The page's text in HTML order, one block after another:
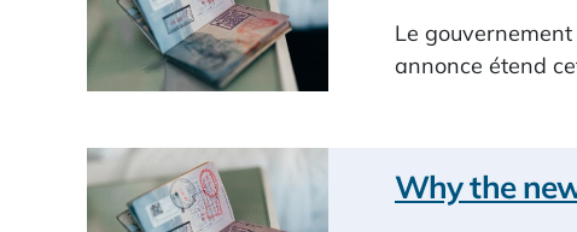
Le
annonce étend
Why the